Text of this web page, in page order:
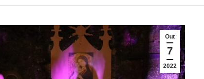
Out
7
2022